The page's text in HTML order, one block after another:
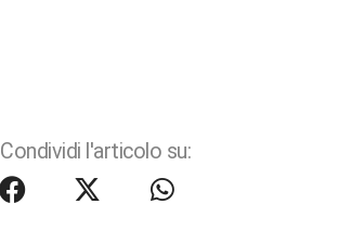
Condividi l'articolo su: